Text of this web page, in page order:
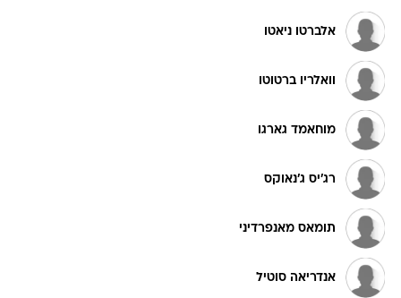
אלברטו ניאטו
וואלריו ברטוטו
מוחאמד גארגו
רג'יס ג'נאוקס
תומאס מאנפרדיני
אנדריאה סוטיל